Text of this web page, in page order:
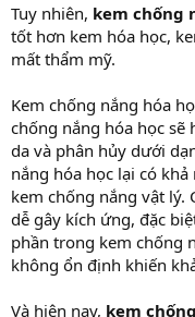
Tuy nhiên, kem chống
tốt hơn kem hóa học,
mất thẩm mỹ.
Kem chống nắng hóa
chống nắng hóa học sẽ
da và phân hủy dưới
nắng hóa học lại có
kem chống nắng vật lý.
dễ gây kích ứng, đặc
phần trong kem chống
không ổn định khiến
Và hiện nay, kem